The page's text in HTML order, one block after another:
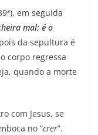
em seguida
mal; é o
da sepultura é
corpo regressa
quando a morte
com Jesus, se
no “crer”.